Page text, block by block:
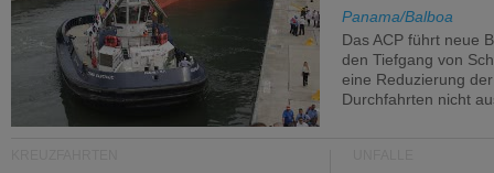
Panama/Balboa
Das ACP führt neue
den Tiefgang von
eine Reduzierung
Durchfahrten nicht